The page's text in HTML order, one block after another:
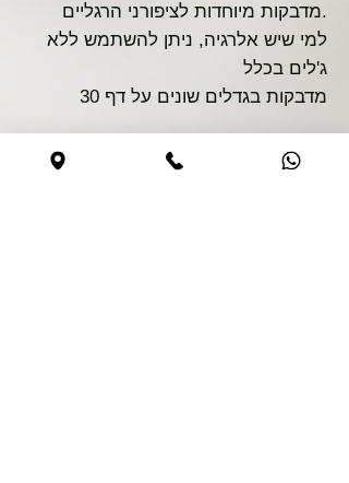
מדבקות מיוחדות לציפורני הרגליים.
למי שיש אלרגיה, ניתן להשתמש ללא
ג'לים בכלל
30 מדבקות בגדלים שונים על דף